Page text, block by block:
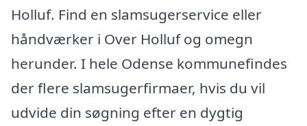
Holluf. Find en slamsugerservice eller
håndværker i Over Holluf og omegn
herunder. I hele Odense kommunefindes
der flere slamsugerfirmaer, hvis du vil
udvide din søgning efter en dygtig